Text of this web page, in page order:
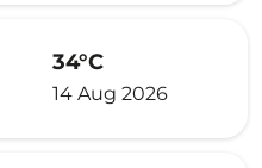
34°C
14 Aug 2026